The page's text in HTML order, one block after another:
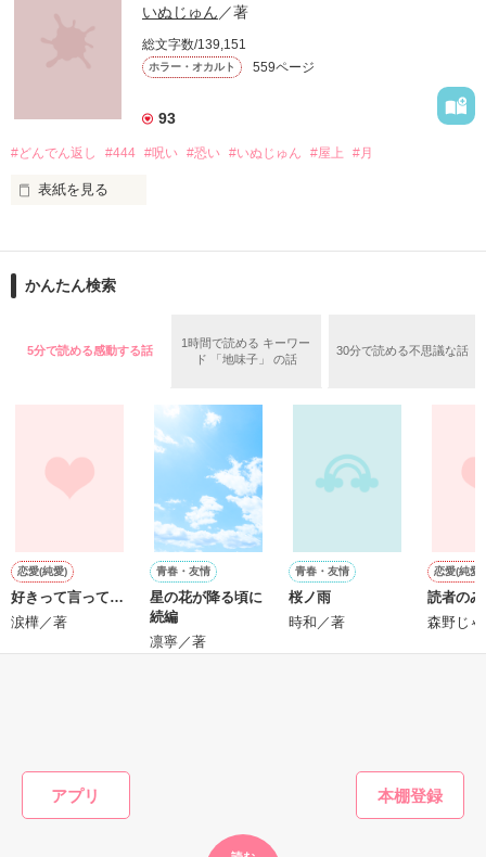
アプリ
バケモノを生んで、殺して、殺される物語。
高い壁に阻まれ、出る事が出来ない街。
俺達は、生きる為に人を殺す。
ガチャで自分を強くする。
作品を読む
いぬじゅん／著
総文字数/139,151
ホラー・オカルト 559ページ
93
#どんでん返し #444 #呪い #恐い #いぬじゅん #屋上 #月
表紙を見る
前作を読んでなくても大丈夫です。
苦手な方はご注意ください。
感想ノートやレビュー
□■□■□■□■□■
前作『444～呪いの数字～』
かんたん検索
5分で読める感動する話
1時間で読める キーワー
ド 「地味子」 の話
30分で読める不思議な話
恋愛(純愛)
好きって言って…
涙樺／著
青春・友情
星の花が降る頃に
続編
凛寧／著
青春・友情
桜ノ雨
時和／著
恋愛(純愛)
読者の
森野じ